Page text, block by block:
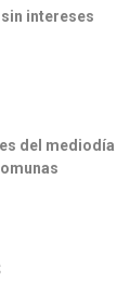
sin intereses
del mediodía